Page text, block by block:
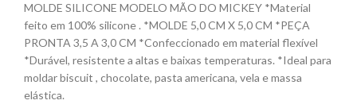
MOLDE SILICONE MODELO MÃO DO MICKEY *Material
feito em 100% silicone . *MOLDE 5,0 CM X 5,0 CM *PEÇA
PRONTA 3,5 A 3,0 CM *Confeccionado em material flexível
*Durável, resistente a altas e baixas temperaturas. *Ideal para
moldar biscuit , chocolate, pasta americana, vela e massa
elástica.